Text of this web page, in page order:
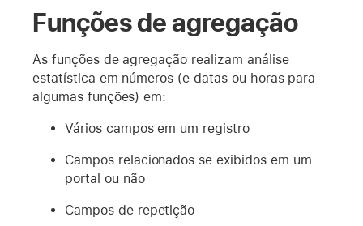
Funções de agregação
As funções de agregação realizam análise
estatística em números (e datas ou horas para
algumas funções) em:
Vários campos em um registro
Campos relacionados se exibidos em um
portal ou não
Campos de repetição